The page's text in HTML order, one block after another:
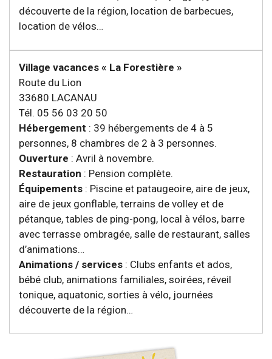
découverte de la région, location de barbecues,
location de vélos…
Village vacances « La Forestière »
Route du Lion
33680 LACANAU
Tél. 05 56 03 20 50
Hébergement : 39 hébergements de 4 à 5
personnes, 8 chambres de 2 à 3 personnes.
Ouverture : Avril à novembre.
Restauration : Pension complète.
Équipements : Piscine et pataugeoire, aire de jeux,
aire de jeux gonflable, terrains de volley et de
pétanque, tables de ping-pong, local à vélos, barre
avec terrasse ombragée, salle de restaurant, salles
d’animations…
Animations / services : Clubs enfants et ados,
bébé club, animations familiales, soirées, réveil
tonique, aquatonic, sorties à vélo, journées
découverte de la région…